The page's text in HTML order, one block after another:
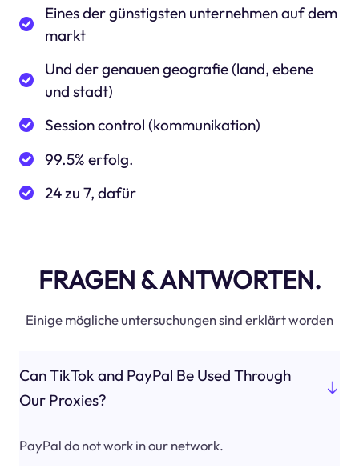
Eines der günstigsten unternehmen auf dem
markt
Und der genauen geografie (land, ebene
und stadt)
Session control (kommunikation)
99.5% erfolg.
24 zu 7, dafür
FRAGEN & ANTWORTEN.
Einige mögliche untersuchungen sind erklärt worden
Can TikTok and PayPal Be Used Through
Our Proxies?
PayPal do not work in our network.